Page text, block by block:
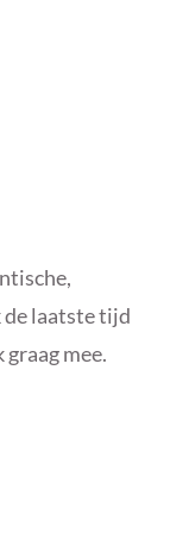
de laatste tijd
graag mee.